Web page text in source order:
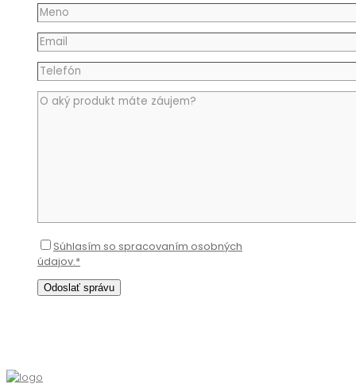
Súhlasím so spracovaním osobných
údajov.*